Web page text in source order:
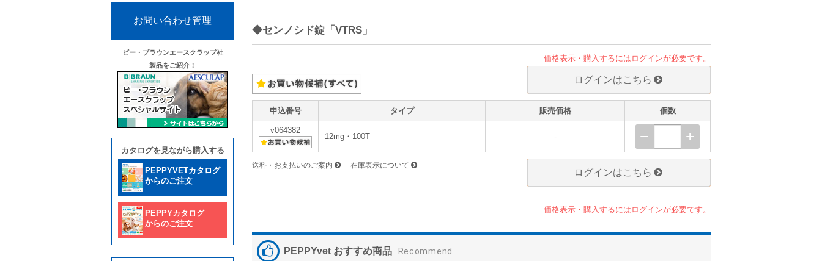
お問い合わせ管理
ビー・ブラウンエースクラップ社
製品をご紹介！
カタログを見ながら購入する
PEPPYVETカタログ
からのご注文
PEPPYカタログ
からのご注文
◆センノシド錠「VTRS」
価格表示・購入するにはログインが必要です。
ログインはこちら
申込番号 タイプ 販売価格 個数
v064382
12mg・100T -
送料・お支払いのご案内 在庫表示について
ログインはこちら
価格表示・購入するにはログインが必要です。
PEPPYvet おすすめ商品 Recommend